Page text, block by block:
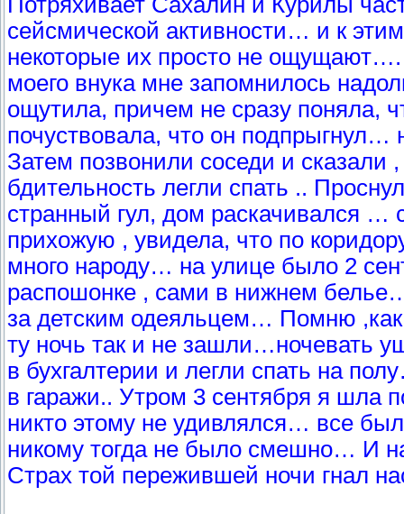
сейсмической активности… и к
некоторые их просто не
моего внука мне запомнилось
ощутила, причем не сразу поняла,
почуствовала, что он
Затем позвонили соседи и сказали
бдительность легли спать ..
странный гул, дом раскачивался
прихожую , увидела, что по
много народу… на улице было 2
распошонке , сами в нижнем
за детским одеяльцем… Помню
ту ночь так и не зашли…ночевать
в бухгалтерии и легли спать на
в гаражи.. Утром 3 сентября я шла
никто этому не удивлялся… все
никому тогда не было смешно… И
Страх той пережившей ночи гнал